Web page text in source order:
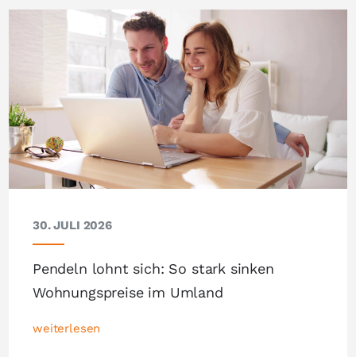
30. JULI 2026
Pendeln lohnt sich: So stark sinken
Wohnungspreise im Umland
weiterlesen